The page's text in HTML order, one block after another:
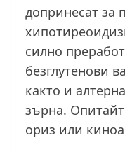
допринесат за
силно
безглутенови
както и
зърна.
ориз или